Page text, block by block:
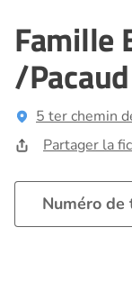
Famille
/Pacaud
5 ter chemin
Partager la
Numéro